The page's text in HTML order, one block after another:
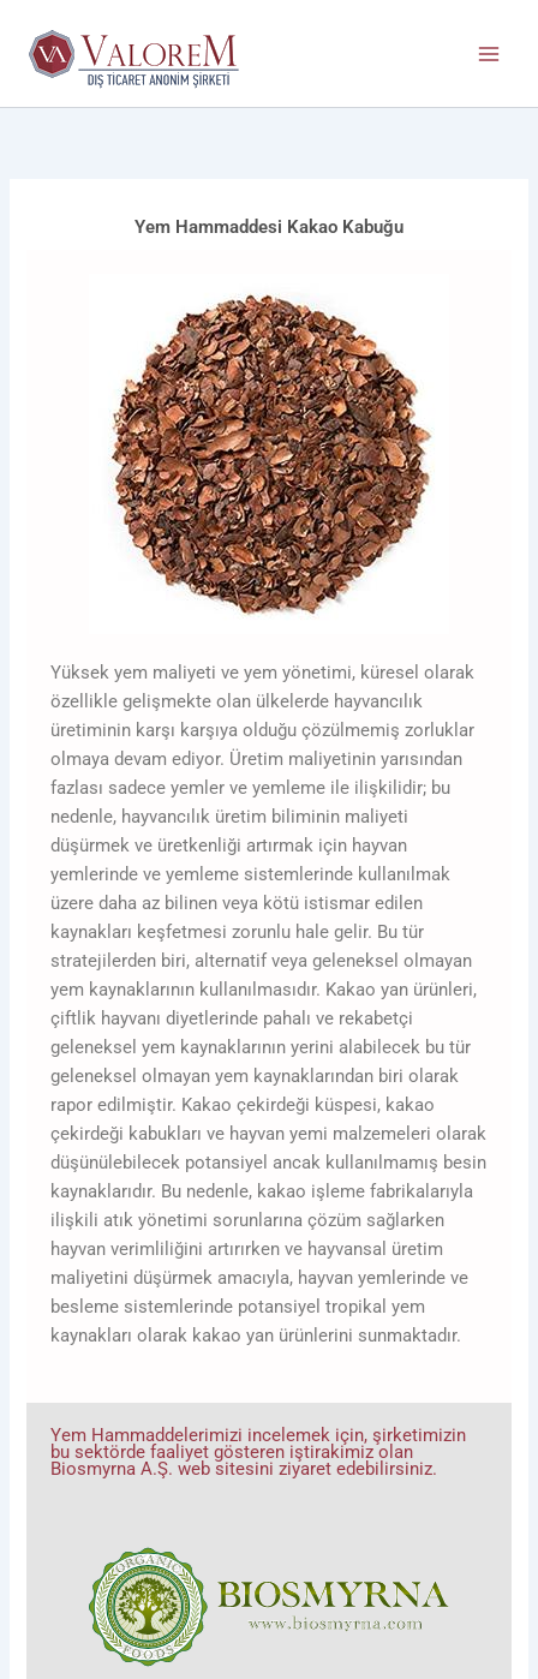
Yem Hammaddesi Kakao Kabuğu
Yüksek yem maliyeti ve yem yönetimi, küresel olarak
özellikle gelişmekte olan ülkelerde hayvancılık
üretiminin karşı karşıya olduğu çözülmemiş zorluklar
olmaya devam ediyor. Üretim maliyetinin yarısından
fazlası sadece yemler ve yemleme ile ilişkilidir; bu
nedenle, hayvancılık üretim biliminin maliyeti
düşürmek ve üretkenliği artırmak için hayvan
yemlerinde ve yemleme sistemlerinde kullanılmak
üzere daha az bilinen veya kötü istismar edilen
kaynakları keşfetmesi zorunlu hale gelir. Bu tür
stratejilerden biri, alternatif veya geleneksel olmayan
yem kaynaklarının kullanılmasıdır. Kakao yan ürünleri,
çiftlik hayvanı diyetlerinde pahalı ve rekabetçi
geleneksel yem kaynaklarının yerini alabilecek bu tür
geleneksel olmayan yem kaynaklarından biri olarak
rapor edilmiştir. Kakao çekirdeği küspesi, kakao
çekirdeği kabukları ve hayvan yemi malzemeleri olarak
düşünülebilecek potansiyel ancak kullanılmamış besin
kaynaklarıdır. Bu nedenle, kakao işleme fabrikalarıyla
ilişkili atık yönetimi sorunlarına çözüm sağlarken
hayvan verimliliğini artırırken ve hayvansal üretim
maliyetini düşürmek amacıyla, hayvan yemlerinde ve
besleme sistemlerinde potansiyel tropikal yem
kaynakları olarak kakao yan ürünlerini sunmaktadır.
Yem Hammaddelerimizi incelemek için, şirketimizin
bu sektörde faaliyet gösteren iştirakimiz olan
Biosmyrna A.Ş. web sitesini ziyaret edebilirsiniz.